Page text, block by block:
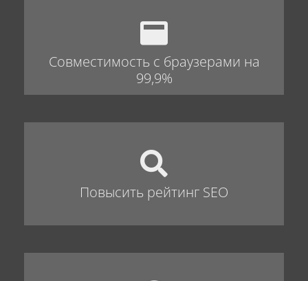
Совместимость с браузерами на
99,9%
Повысить рейтинг SEO